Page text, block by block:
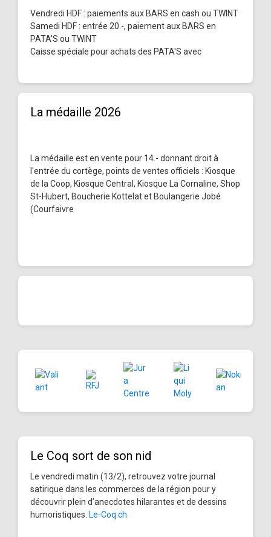
Vendredi HDF : paiements aux BARS en cash ou TWINT
Samedi HDF : entrée 20.-, paiement aux BARS en
PATA'S ou TWINT
Caisse spéciale pour achats des PATA'S avec
La médaille 2026
La médaille est en vente pour 14.- donnant droit à
l'entrée du cortège, points de ventes officiels : Kiosque
de la Coop, Kiosque Central, Kiosque La Cornaline, Shop
St-Hubert, Boucherie Kottelat et Boulangerie Jobé
(Courfaivre
Le Coq sort de son nid
Le vendredi matin (13/2), retrouvez votre journal
satirique dans les commerces de la région pour y
découvrir plein d’anecdotes hilarantes et de dessins
humoristiques. Le-Coq.ch